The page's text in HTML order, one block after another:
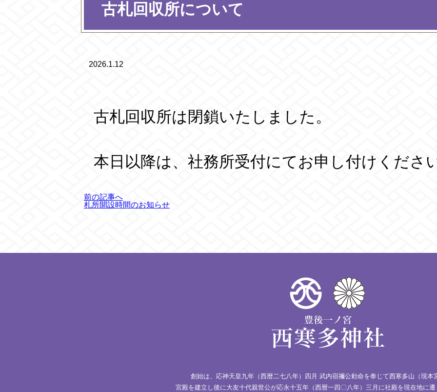
古札回収所について
2026.1.12
古札回収所は閉鎖いたしました。
本日以降は、社務所受付にてお申し付けくださ
前の記事へ
札所開設時間のお知らせ
創始は、応神天皇九年（西暦二七八年）四月 武内宿禰公勅命を奉じて西寒多山（現本
宮殿を建立し後に大友十代親世公が応永十五年（西暦一四〇八年）三月に社殿を現在地に